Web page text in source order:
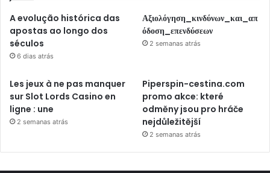
A evolução histórica das
apostas ao longo dos
séculos
6 dias atrás
Αξιολόγηση_κινδύνων_και_απ
όδοση_επενδύσεων
2 semanas atrás
Les jeux à ne pas manquer
sur Slot Lords Casino en
ligne : une
2 semanas atrás
Piperspin-cestina.com
promo akce: které
odměny jsou pro hráče
nejdůležitější
2 semanas atrás